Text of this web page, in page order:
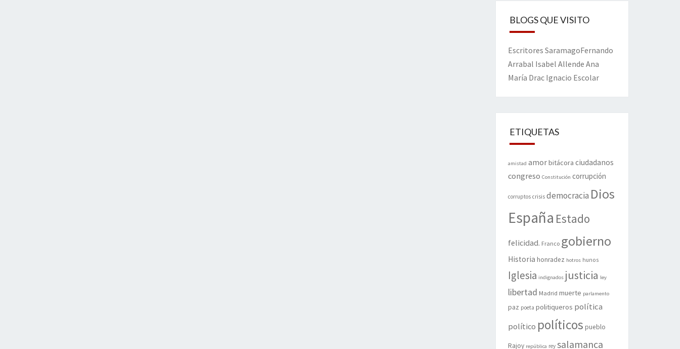
BLOGS QUE VISITO
Escritores SaramagoFernando
Arrabal Isabel Allende Ana
María Drac Ignacio Escolar
ETIQUETAS
amistad amorbitácora ciudadanos
congreso Constitución corrupción
corruptos crisis democracia Dios
España Estado
felicidad. Franco gobierno
Historia honradez hotros hunos
Iglesia indignados justicia ley
libertad Madrid muerte parlamento
paz poeta politiqueros política
político políticos pueblo
Rajoy república rey salamanca